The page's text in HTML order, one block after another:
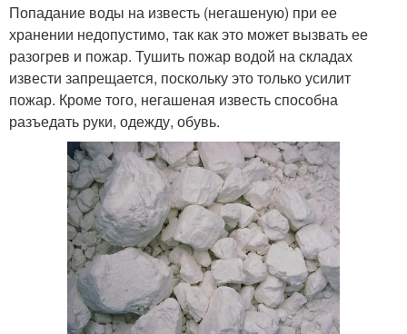
Попадание воды на известь (негашеную) при ее
хранении недопустимо, так как это может вызвать ее
разогрев и пожар. Тушить пожар водой на складах
извести запрещается, поскольку это только усилит
пожар. Кроме того, негашеная известь способна
разъедать руки, одежду, обувь.